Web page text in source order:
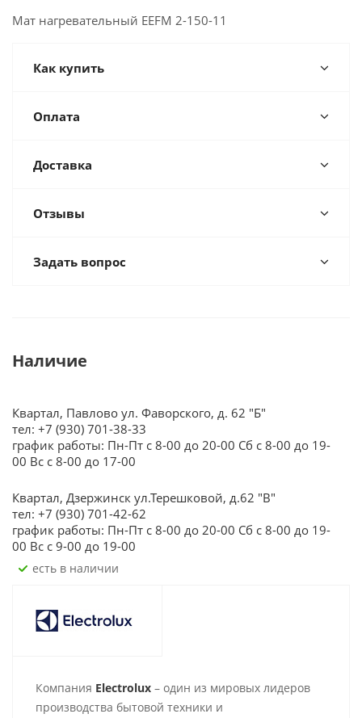
Мат нагревательный EEFM 2-150-11
Как купить
Оплата
Доставка
Отзывы
Задать вопрос
Наличие
Квартал, Павлово ул. Фаворского, д. 62 "Б"
тел: +7 (930) 701-38-33
график работы: Пн-Пт с 8-00 до 20-00 Сб с 8-00 до 19-
00 Вс с 8-00 до 17-00
Квартал, Дзержинск ул.Терешковой, д.62 "В"
тел: +7 (930) 701-42-62
график работы: Пн-Пт с 8-00 до 20-00 Сб с 8-00 до 19-
00 Вс с 9-00 до 19-00
Есть в наличии
Компания Electrolux – один из мировых лидеров
производства бытовой техники и